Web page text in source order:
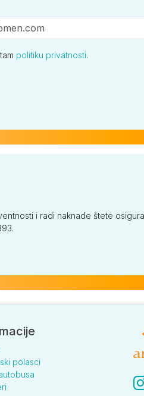
politiku privatnosti.
i radi naknade štete
polasci